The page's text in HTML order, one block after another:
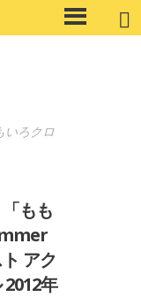
メ
イ
いろクロ
もも
アク
2012年